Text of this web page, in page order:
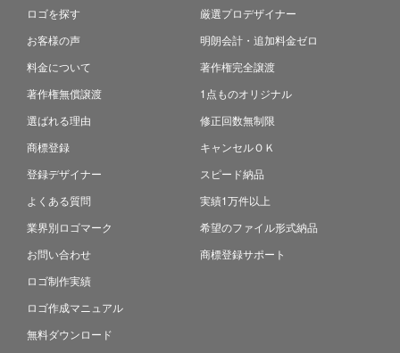
ロゴを探す
お客様の声
料金について
著作権無償譲渡
選ばれる理由
商標登録
登録デザイナー
よくある質問
業界別ロゴマーク
お問い合わせ
ロゴ制作実績
ロゴ作成マニュアル
無料ダウンロード
厳選プロデザイナー
明朗会計・追加料金ゼロ
著作権完全譲渡
1点ものオリジナル
修正回数無制限
キャンセルＯＫ
スピード納品
実績1万件以上
希望のファイル形式納品
商標登録サポート